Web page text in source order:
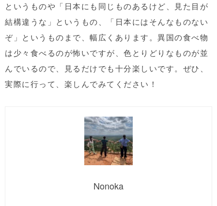
というものや「日本にも同じものあるけど、見た目が
結構違うな」というもの、「日本にはそんなものない
ぞ」というものまで、幅広くあります。異国の食べ物
は少々食べるのが怖いですが、色とりどりなものが並
んでいるので、見るだけでも十分楽しいです。ぜひ、
実際に行って、楽しんでみてください！
Nonoka